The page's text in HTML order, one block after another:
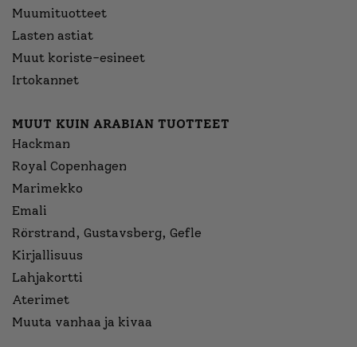
Muumituotteet
Lasten astiat
Muut koriste-esineet
Irtokannet
MUUT KUIN ARABIAN TUOTTEET
Hackman
Royal Copenhagen
Marimekko
Emali
Rörstrand, Gustavsberg, Gefle
Kirjallisuus
Lahjakortti
Aterimet
Muuta vanhaa ja kivaa